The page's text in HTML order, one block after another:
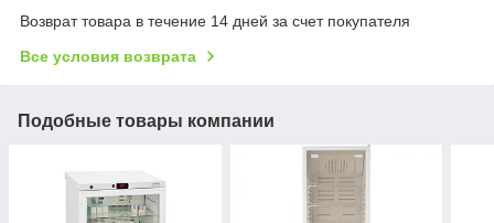
Возврат товара в течение 14 дней за счет покупателя
Все условия возврата
Подобные товары компании